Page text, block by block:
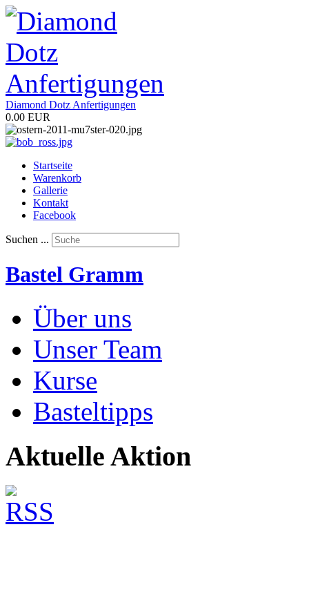
Diamond Dotz Anfertigungen
0.00 EUR
Startseite
Warenkorb
Gallerie
Kontakt
Facebook
Suchen ...
Bastel Gramm
Über uns
Unser Team
Kurse
Basteltipps
Aktuelle Aktion